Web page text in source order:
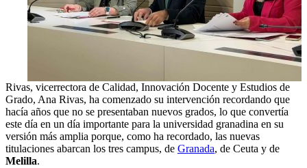
Rivas, vicerrectora de Calidad, Innovación Docente y Estudios de
Grado, Ana Rivas, ha comenzado su intervención recordando que
hacía años que no se presentaban nuevos grados, lo que convertía
este día en un día importante para la universidad granadina en su
versión más amplia porque, como ha recordado, las nuevas
titulaciones abarcan los tres campus, de Granada, de Ceuta y de
Melilla.